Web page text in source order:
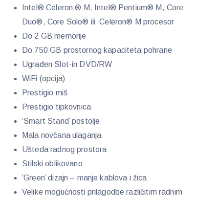
Intel® Celeron ® M, Intel® Pentium® M, Core
Duo®, Core Solo® ili Celeron® M procesor
Do 2 GB memorije
Do 750 GB prostornog kapaciteta pohrane
Ugrađen Slot-in DVD/RW
WiFi (opcija)
Prestigio miš
Prestigio tipkovnica
‘Smart Stand’ postolje
Mala novčana ulaganja
Ušteda radnog prostora
Stilski oblikovano
‘Green’ dizajn – manje kablova i žica
Velike mogućnosti prilagodbe različitim radnim